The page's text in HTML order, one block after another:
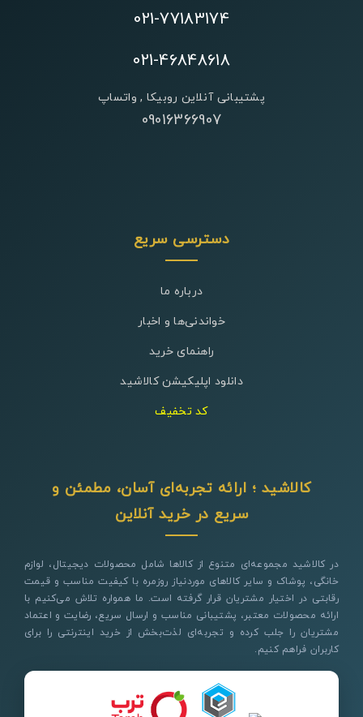
021-77183174
021-46848618
پشتیبانی آنلاین روبیکا , واتساپ
09016366907
دسترسی سریع
درباره ما
خواندنی‌ها و اخبار
راهنمای خرید
دانلود اپلیکیشن کالاشید
کد تخفیف
کالاشید ؛ ارائه تجربه‌ای آسان، مطمئن و
سریع در خرید آنلاین
در کالاشید مجموعه‌ای متنوع از کالاها شامل محصولات دیجیتال، لوازم
خانگی، پوشاک و سایر کالاهای موردنیاز روزمره با کیفیت مناسب و قیمت
رقابتی در اختیار مشتریان قرار گرفته است. ما همواره تلاش می‌کنیم با
ارائه محصولات معتبر، پشتیبانی مناسب و ارسال سریع، رضایت و اعتماد
مشتریان را جلب کرده و تجربه‌ای لذت‌بخش از خرید اینترنتی را برای
کاربران فراهم کنیم.